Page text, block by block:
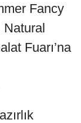
Fancy
Natural
Fuarı’na